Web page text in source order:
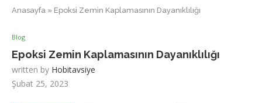
Anasayfa » Epoksi Zemin Kaplamasının Dayanıklılığı
Blog
Epoksi Zemin Kaplamasının Dayanıklılığı
written by Hobitavsiye
Şubat 25, 2023